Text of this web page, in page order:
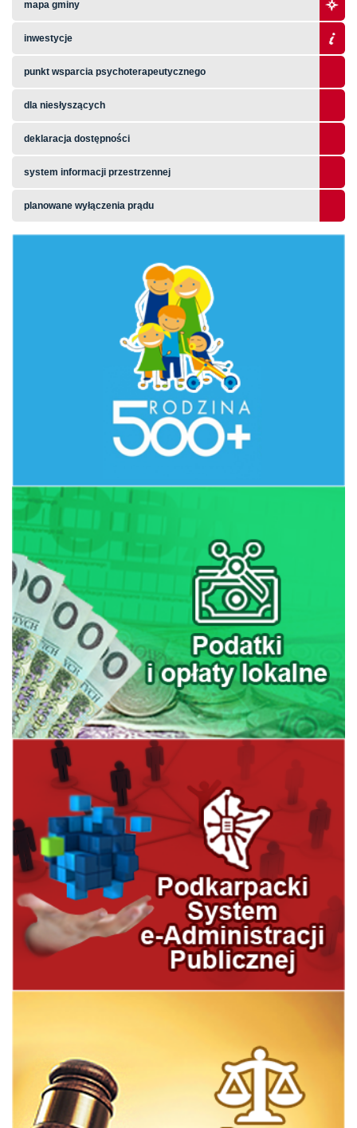
mapa gminy
inwestycje
punkt wsparcia psychoterapeutycznego
dla niesłyszących
deklaracja dostępności
system informacji przestrzennej
planowane wyłączenia prądu